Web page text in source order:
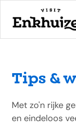
naar de inhoud
Tips &
Met zo'n rijke
en eindeloos